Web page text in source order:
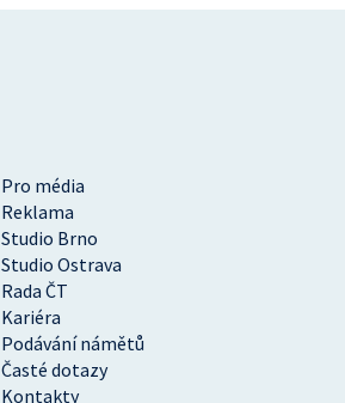
Pro média
Reklama
Studio Brno
Studio Ostrava
Rada ČT
Kariéra
Podávání námětů
Časté dotazy
Kontakty